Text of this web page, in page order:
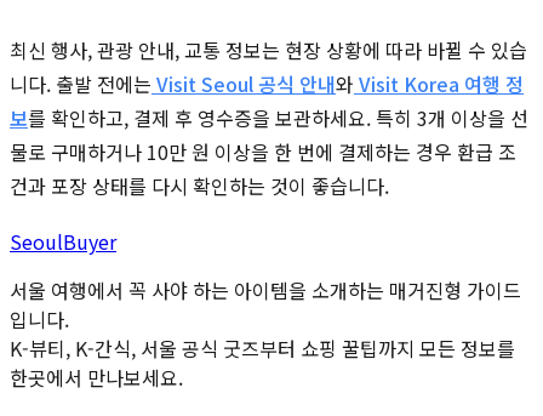
최신 행사, 관광 안내, 교통 정보는 현장 상황에 따라 바뀔 수 있습
니다. 출발 전에는 Visit Seoul 공식 안내와 Visit Korea 여행 정
보를 확인하고, 결제 후 영수증을 보관하세요. 특히 3개 이상을 선
물로 구매하거나 10만 원 이상을 한 번에 결제하는 경우 환급 조
건과 포장 상태를 다시 확인하는 것이 좋습니다.
SeoulBuyer
서울 여행에서 꼭 사야 하는 아이템을 소개하는 매거진형 가이드
입니다.
K-뷰티, K-간식, 서울 공식 굿즈부터 쇼핑 꿀팁까지 모든 정보를
한곳에서 만나보세요.